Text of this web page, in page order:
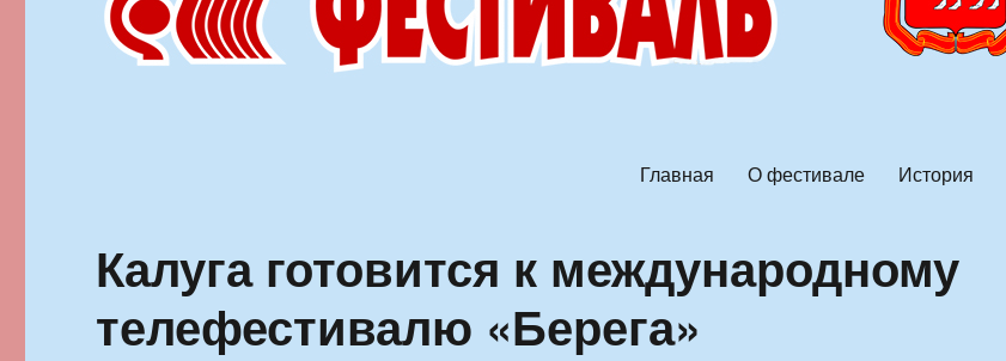
Главная О фестивале История
Калуга готовится к международному
телефестивалю «Берега»